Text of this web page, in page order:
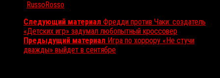
RussoRosso
Следующий материал Фредди против Чаки: создатель
«Детских игр» задумал любопытный кроссовер
Предыдущий материал Игра по хоррору «Не стучи
дважды» выйдет в сентябре